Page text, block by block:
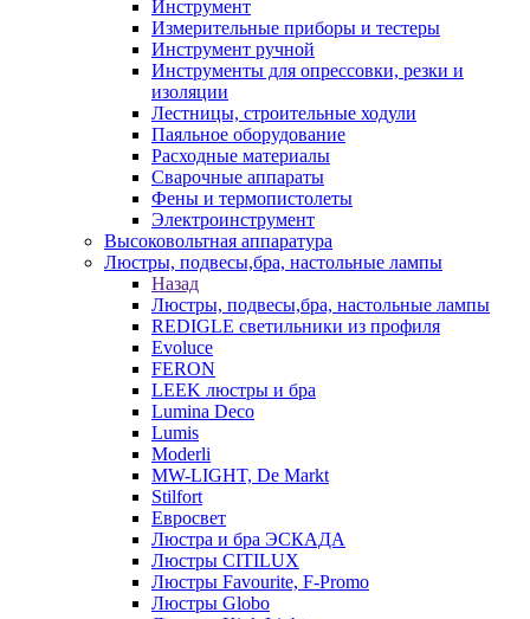
Инструмент
Измерительные приборы и тестеры
Инструмент ручной
Инструменты для опрессовки, резки и
изоляции
Лестницы, строительные ходули
Паяльное оборудование
Расходные материалы
Сварочные аппараты
Фены и термопистолеты
Электроинструмент
Высоковольтная аппаратура
Люстры, подвесы,бра, настольные лампы
Назад
Люстры, подвесы,бра, настольные лампы
REDIGLE светильники из профиля
Evoluce
FERON
LEEK люстры и бра
Lumina Deco
Lumis
Moderli
MW-LIGHT, De Markt
Stilfort
Евросвет
Люстра и бра ЭСКАДА
Люстры CITILUX
Люстры Favourite, F-Promo
Люстры Globo